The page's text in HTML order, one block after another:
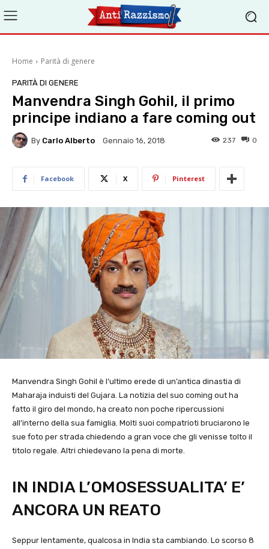
Home Parità di genere
PARITÀ DI GENERE
Manvendra Singh Gohil, il primo
principe indiano a fare coming out
By Carlo Alberto Gennaio 16, 2018 0
237
Facebook X Pinterest
Manvendra Singh Gohil è l’ultimo erede di un’antica dinastia di
Maharaja induisti del Gujara. La notizia del suo coming out ha
fatto il giro del mondo, ha creato non poche ripercussioni
all’interno della sua famiglia. Molti suoi compatrioti bruciarono le
sue foto per strada chiedendo a gran voce che gli venisse tolto il
titolo regale. Altri chiedevano la pena di morte.
IN INDIA L’OMOSESSUALITA’ E’
ANCORA UN REATO
Seppur lentamente, qualcosa in India sta cambiando. Lo scorso 8